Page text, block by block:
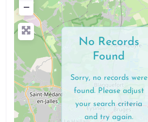
−
No Records
Found
Sorry, no records were
found. Please adjust
your search criteria
and try again.